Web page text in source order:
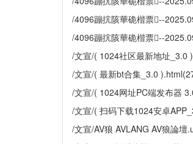
/4096蹦抭陔華硊楷票--
/4096蹦抭陔華硊楷票--
/文宣/( 1024社区最新地址_3.0
/文宣/( 最新bt合集_3.0
/文宣/( 1024网址PC端发布器
/文宣/( 扫码下载1024安卓
/文宣/AV狼 AVLANG AV狼論壇